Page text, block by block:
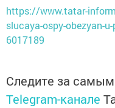
https://www.tatar-
slucaya-ospy-obezyan-
6017189
Следите за
Telegram-канале